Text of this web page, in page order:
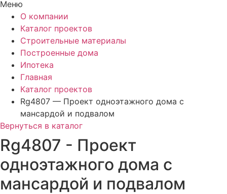
Меню
О компании
Каталог проектов
Строительные материалы
Построенные дома
Ипотека
Главная
Каталог проектов
Rg4807 — Проект одноэтажного дома с
мансардой и подвалом
Вернуться в каталог
Rg4807 - Проект
одноэтажного дома с
мансардой и подвалом